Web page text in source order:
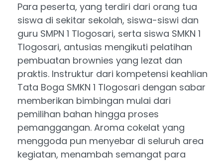
Para peserta, yang terdiri dari orang tua
siswa di sekitar sekolah, siswa-siswi dan
guru SMPN 1 Tlogosari, serta siswa SMKN 1
Tlogosari, antusias mengikuti pelatihan
pembuatan brownies yang lezat dan
praktis. Instruktur dari kompetensi keahlian
Tata Boga SMKN 1 Tlogosari dengan sabar
memberikan bimbingan mulai dari
pemilihan bahan hingga proses
pemanggangan. Aroma cokelat yang
menggoda pun menyebar di seluruh area
kegiatan, menambah semangat para